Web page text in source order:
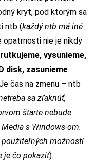
kryt, pod ktorým sa
ntb (každý ntb má iné
opatrnosti nie je nikdy
vysunieme,
disk, zasunieme
čas na zmenu – ntb
sa zľaknúť,
štarte nebude
s Windows-om.
použiteľných možností
je čo pokaziť).